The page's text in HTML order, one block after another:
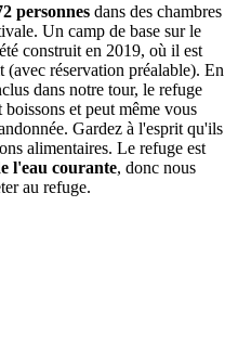
personnes dans des chambres
Un camp de base sur le
construit en 2019, où il est
(avec réservation préalable). En
dans notre tour, le refuge
boissons et peut même vous
Gardez à l'esprit qu'ils
alimentaires. Le refuge est
l'eau courante, donc nous
au refuge.